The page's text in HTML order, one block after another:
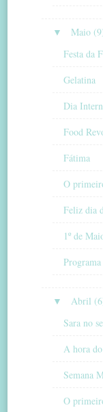
▼
Maio
Festa da
Gelatina
Dia
Food
Fátima
O
Feliz dia
1º de
▼
Abril
Sara no
A hora
Semana
O